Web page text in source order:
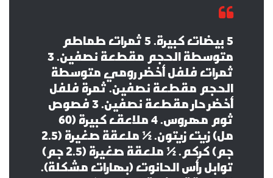
5 بيضات كبيرة. 5 ثمرات طماطم
متوسطة الحجم مقطعة نصفين. 3
ثمرات فلفل أخضر رومي متوسطة
الحجم مقطعة نصفين. ثمرة فلفل
أخضر حار مقطعة نصفين. 3 فصوص
ثوم مهروس. 4 ملاعق كبيرة (60
مل) زيت زيتون. ½ ملعقة صغيرة (2.5
جم) كركم. ½ ملعقة صغيرة (2.5 جم)
توابل رأس الحانوت (بهارات مشكلة).